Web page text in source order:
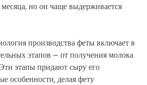
но он чаще выдерживается
производства феты включает в
этапов – от получения молока
этапы придают сыру его
особенности, делая фету